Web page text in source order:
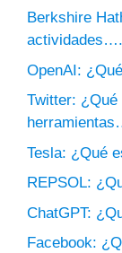
Berkshire
actividades….
OpenAI:
Twitter:
Tesla: ¿Qué
REPSOL:
ChatGPT:
Facebook: